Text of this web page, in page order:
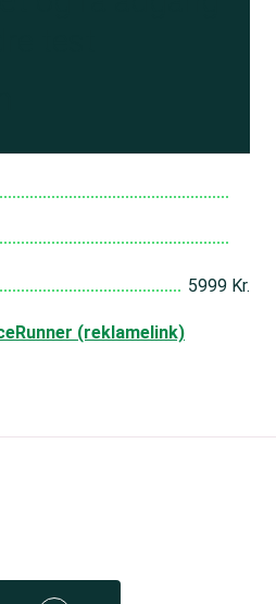
5999 Kr.
(reklamelink)